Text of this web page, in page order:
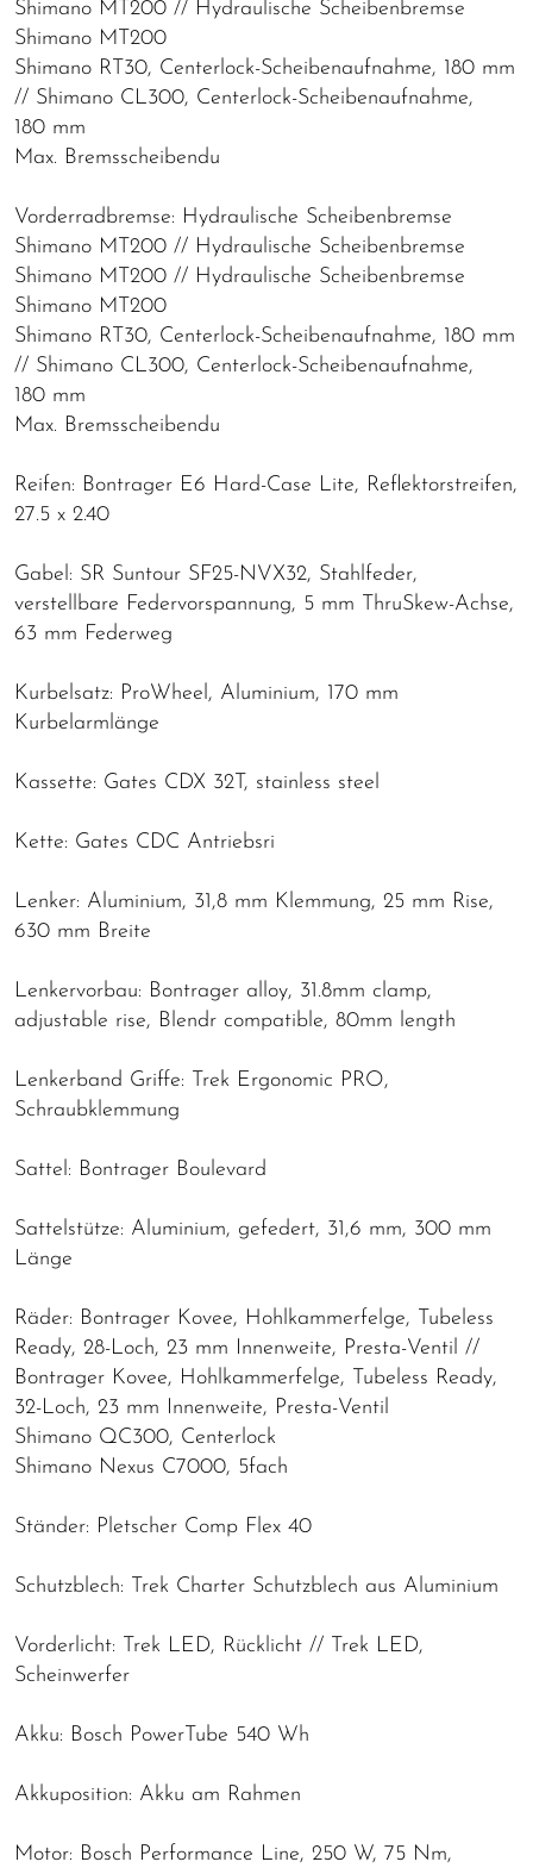
Shimano MT200 // Hydraulische Scheibenbremse
Shimano MT200
Shimano RT30, Centerlock-Scheibenaufnahme, 180 mm
// Shimano CL300, Centerlock-Scheibenaufnahme,
180 mm
Max. Bremsscheibendu
Vorderradbremse: Hydraulische Scheibenbremse
Shimano MT200 // Hydraulische Scheibenbremse
Shimano MT200 // Hydraulische Scheibenbremse
Shimano MT200
Shimano RT30, Centerlock-Scheibenaufnahme, 180 mm
// Shimano CL300, Centerlock-Scheibenaufnahme,
180 mm
Max. Bremsscheibendu
Reifen: Bontrager E6 Hard-Case Lite, Reflektorstreifen,
27.5 x 2.40
Gabel: SR Suntour SF25-NVX32, Stahlfeder,
verstellbare Federvorspannung, 5 mm ThruSkew-Achse,
63 mm Federweg
Kurbelsatz: ProWheel, Aluminium, 170 mm
Kurbelarmlänge
Kassette: Gates CDX 32T, stainless steel
Kette: Gates CDC Antriebsri
Lenker: Aluminium, 31,8 mm Klemmung, 25 mm Rise,
630 mm Breite
Lenkervorbau: Bontrager alloy, 31.8mm clamp,
adjustable rise, Blendr compatible, 80mm length
Lenkerband Griffe: Trek Ergonomic PRO,
Schraubklemmung
Sattel: Bontrager Boulevard
Sattelstütze: Aluminium, gefedert, 31,6 mm, 300 mm
Länge
Räder: Bontrager Kovee, Hohlkammerfelge, Tubeless
Ready, 28-Loch, 23 mm Innenweite, Presta-Ventil //
Bontrager Kovee, Hohlkammerfelge, Tubeless Ready,
32-Loch, 23 mm Innenweite, Presta-Ventil
Shimano QC300, Centerlock
Shimano Nexus C7000, 5fach
Ständer: Pletscher Comp Flex 40
Schutzblech: Trek Charter Schutzblech aus Aluminium
Vorderlicht: Trek LED, Rücklicht // Trek LED,
Scheinwerfer
Akku: Bosch PowerTube 540 Wh
Akkuposition: Akku am Rahmen
Motor: Bosch Performance Line, 250 W, 75 Nm,